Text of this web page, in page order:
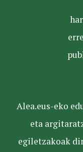
Alea.eus-eko
eta
egiletzakoak